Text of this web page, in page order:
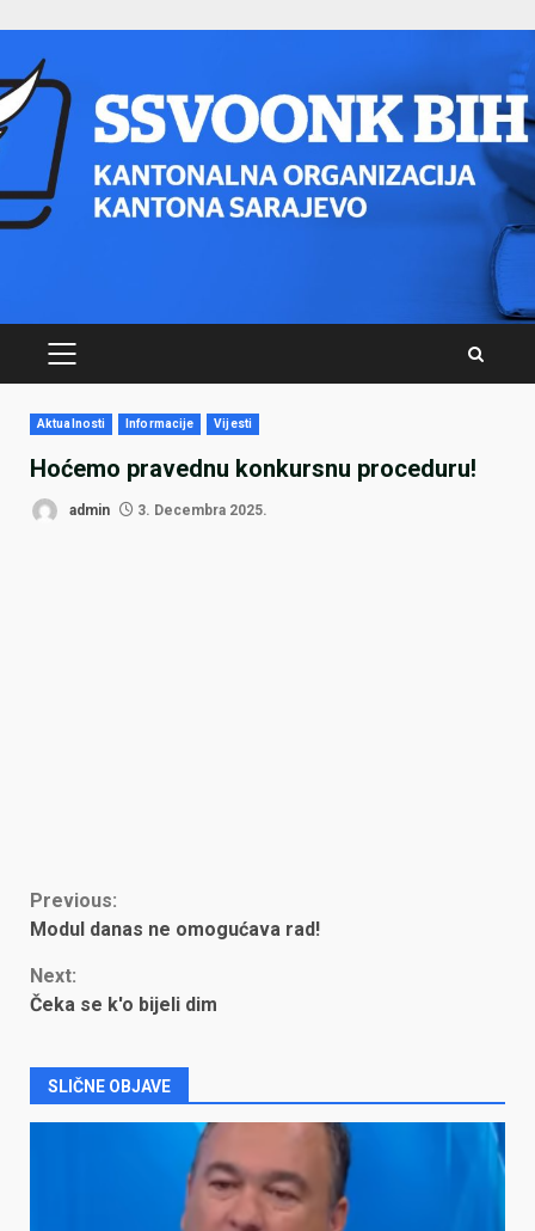
content
PRIMARY
Aktualnosti Informacije Vijesti
Hoćemo pravednu konkursnu proceduru!
admin 3. Decembra 2025.
Continue
Previous:
Modul danas ne omogućava rad!
Next:
Čeka se k'o bijeli dim
SLIČNE OBJAVE